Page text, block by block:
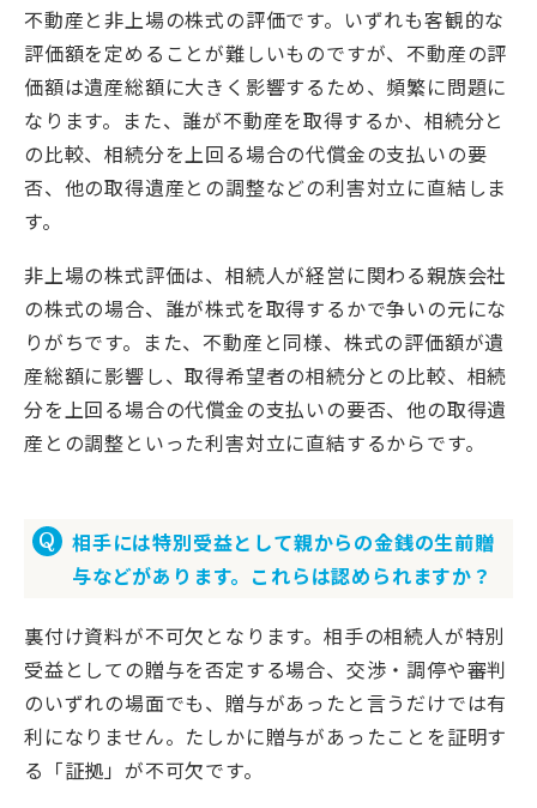
不動産と非上場の株式の評価です。いずれも客観的な
評価額を定めることが難しいものですが、不動産の評
価額は遺産総額に大きく影響するため、頻繁に問題に
なります。また、誰が不動産を取得するか、相続分と
の比較、相続分を上回る場合の代償金の支払いの要
否、他の取得遺産との調整などの利害対立に直結しま
す。
非上場の株式評価は、相続人が経営に関わる親族会社
の株式の場合、誰が株式を取得するかで争いの元にな
りがちです。また、不動産と同様、株式の評価額が遺
産総額に影響し、取得希望者の相続分との比較、相続
分を上回る場合の代償金の支払いの要否、他の取得遺
産との調整といった利害対立に直結するからです。
相手には特別受益として親からの金銭の生前贈
与などがあります。これらは認められますか？
裏付け資料が不可欠となります。相手の相続人が特別
受益としての贈与を否定する場合、交渉・調停や審判
のいずれの場面でも、贈与があったと言うだけでは有
利になりません。たしかに贈与があったことを証明す
る「証拠」が不可欠です。